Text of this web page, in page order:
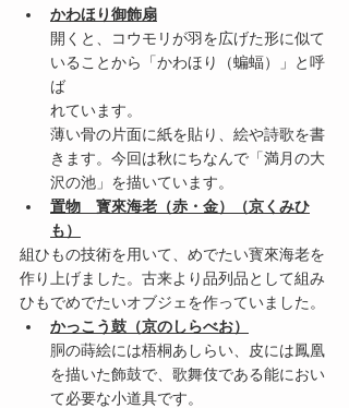
かわほり御飾扇
開くと、コウモリが羽を広げた形に似て
いることから「かわほり（蝙蝠）」と呼
ば
れています。
薄い骨の片面に紙を貼り、絵や詩歌を書
きます。今回は秋にちなんで「満月の大
沢の池」を描いています。
置物　寳來海老（赤・金）（京くみひ
も）
組ひもの技術を用いて、めでたい寳來海老を
作り上げました。古来より品列品として組み
ひもでめでたいオブジェを作っていました。
かっこう鼓（京のしらべお）
胴の蒔絵には梧桐あしらい、皮には鳳凰
を描いた飾鼓で、歌舞伎である能におい
て必要な小道具です。